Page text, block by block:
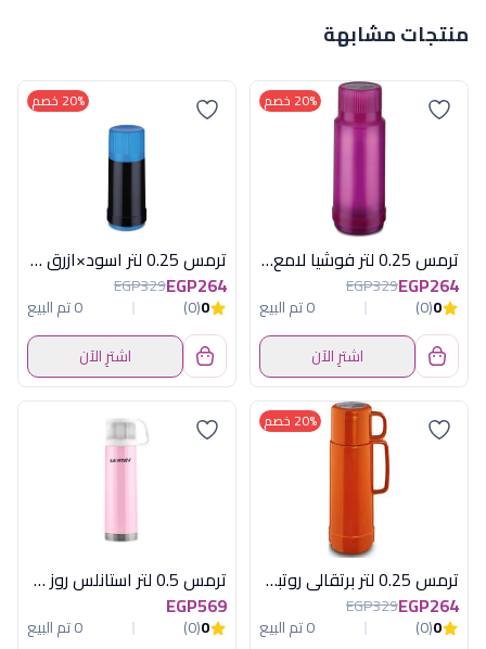
منتجات مشابهة
20% خصم
ترمس 0.25 لتر فوشيا لامع روتبونكت المانى
EGP264
EGP329
0
(0)
0 تم البيع
اشترِ الآن
20% خصم
ترمس 0.25 لتر اسود×ازرق روتبونكت الماني
EGP264
EGP329
0
(0)
0 تم البيع
اشترِ الآن
20% خصم
ترمس 0.25 لتر برتقالى روتبونكت المانى
EGP264
EGP329
0
(0)
0 تم البيع
ترمس 0.5 لتر استانلس روز + كوب
EGP569
0
(0)
0 تم البيع